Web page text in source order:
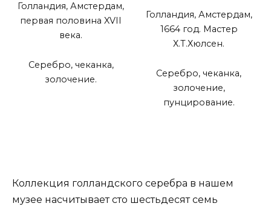
Голландия, Амстердам,
первая половина XVII
века.
Серебро, чеканка,
золочение.
Голландия, Амстердам,
1664 год. Мастер
Х.Т.Хюлсен.
Серебро, чеканка,
золочение,
пунцирование.
Коллекция голландского серебра в нашем
музее насчитывает сто шестьдесят семь